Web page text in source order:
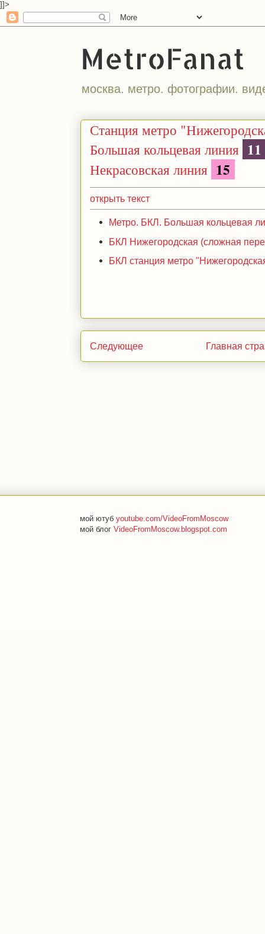
]]>
MetroFanat
москва. метро. фотографии.
Станция метро
Большая кольцевая линия
Некрасовская линия 15
открыть текст
Метро. БКЛ. Большая кольцевая
БКЛ Нижегородская (сложная
БКЛ станция метро
Следующее Главная
мой ютуб youtube.com/VideoFromMoscow
мой блог VideoFromMoscow.blogspot.com